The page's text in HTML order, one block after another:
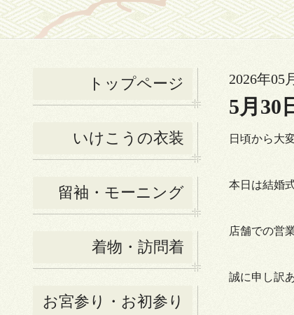
トップページ
いけこうの衣装
留袖・モーニング
着物・訪問着
お宮参り・お初参り
2026年05
5月30
日頃から大
本日は結婚
店舗での営
誠に申し訳